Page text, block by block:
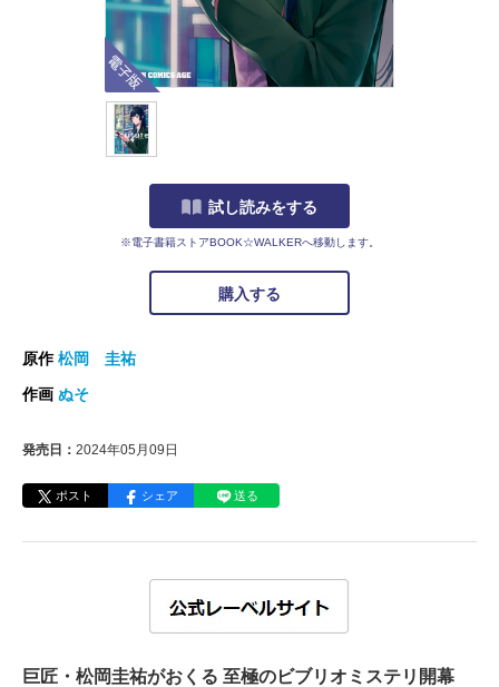
試し読みをする
※電子書籍ストアBOOK☆WALKERへ移動します。
購入する
原作松岡 圭祐
作画 ぬそ
発売日： 2024年05月09日
ポスト シェア 送る
巨匠・松岡圭祐がおくる 至極のビブリオミステリ開幕